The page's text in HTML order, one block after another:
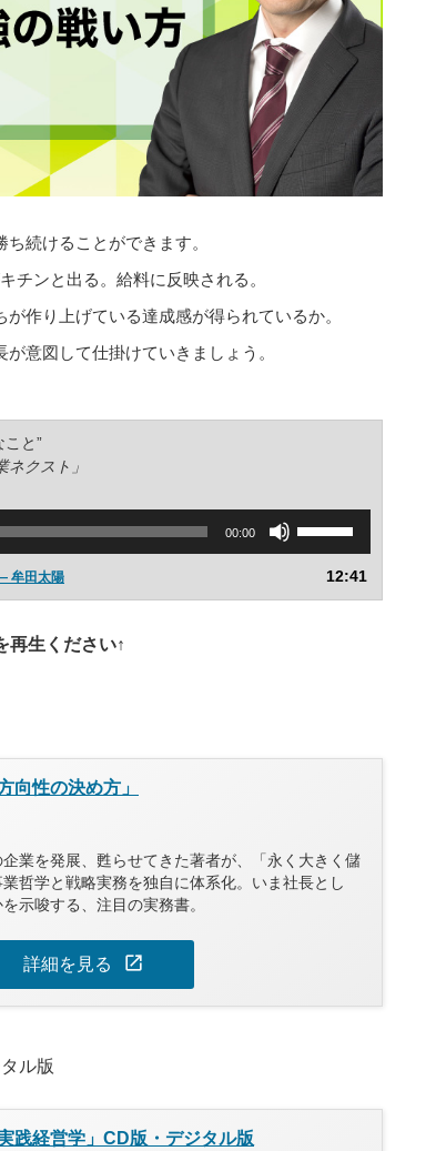
続けることができます。
チンと出る。給料に反映される。
作り上げている達成感が得られているか。
意図して仕掛けていきましょう 。
と”
クスト」
00:00
を
使
さ
牟田太陽 12:41
再生ください↑
向性の決め方」
業を発展、甦らせてきた著者が、「永く大きく儲
哲学と戦略実務を独自に体系化。いま社長とし
示唆する、注目の実務書。
詳細を見る open_in_new
ル版
践経営学」CD版・デジタル版